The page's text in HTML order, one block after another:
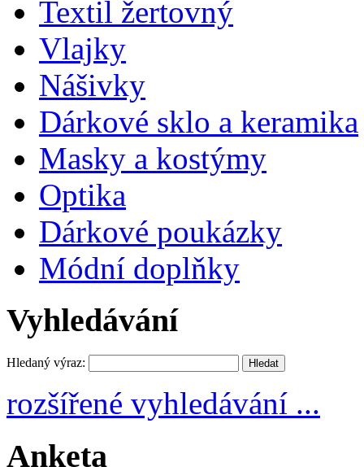
Textil žertovný
Vlajky
Nášivky
Dárkové sklo a keramika
Masky a kostýmy
Optika
Dárkové poukázky
Módní doplňky
Vyhledávání
Hledaný výraz:
rozšířené vyhledávání ...
Anketa